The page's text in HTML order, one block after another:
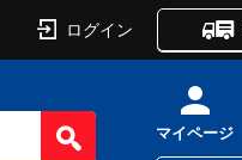
ログイン
マイページ